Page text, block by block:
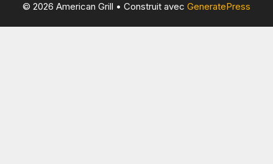
© 2026 American Grill • Construit avec GeneratePress